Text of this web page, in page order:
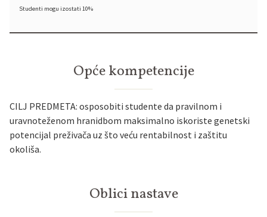
Studenti mogu izostati 10%
Opće kompetencije
CILJ PREDMETA: osposobiti studente da pravilnom i
uravnoteženom hranidbom maksimalno iskoriste genetski
potencijal preživača uz što veću rentabilnost i zaštitu
okoliša.
Oblici nastave